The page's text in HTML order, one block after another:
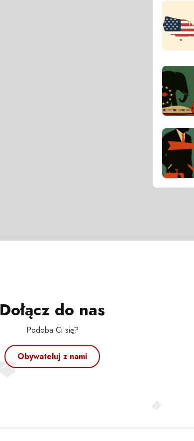
Dołącz do nas
Podoba Ci się?
Obywateluj z nami